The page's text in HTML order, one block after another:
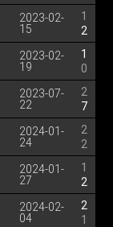
2023-02-
15
1
2
2023-02-
19
1
0
2023-07-
22
2
7
2024-01-
24
2
2
2024-01-
27
1
2
2024-02-
04
2
1